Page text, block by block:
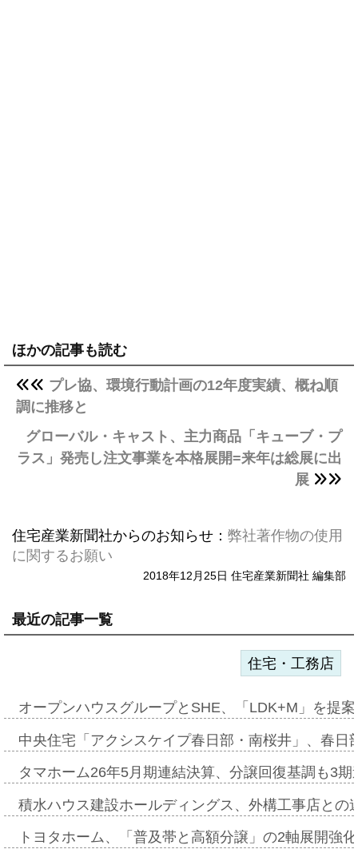
ほかの記事も読む
プレ協、環境行動計画の12年度実績、概ね順
調に推移と
グローバル・キャスト、主力商品「キューブ・プ
ラス」発売し注文事業を本格展開=来年は総展に出
展
住宅産業新聞社からのお知らせ： 弊社著作物の使用
に関するお願い
2018年12月25日 住宅産業新聞社 編集部
最近の記事一覧
住宅・工務店
オープンハウスグループとSHE、「LDK+M」を提
中央住宅「アクシスケイプ春日部・南桜井」、春
タマホーム26年5月期連結決算、分譲回復基調も3
積水ハウス建設ホールディングス、外構工事店と
トヨタホーム、「普及帯と高額分譲」の2軸展開強